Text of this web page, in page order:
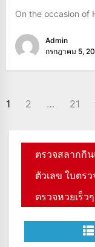
On the occasion of
Admin
กรกฎาคม 5,
POSTS
1 2 … 21
ตรวจสลากกิ
ตัวเลข ใบตร
ตรวจหวยเร็ว